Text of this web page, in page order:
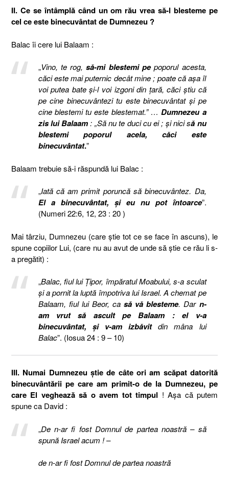
II. Ce se întâmplă când un om rău vrea să-l blesteme pe
cel ce este binecuvântat de Dumnezeu ?
Balac îi cere lui Balaam :
„Vino, te rog,să-mi blestemi pepoporul acesta,
căci este mai puternic decât mine ; poate că aşa îl
voi putea bate şi-l voi izgoni din ţară, căci ştiu că
pe cine binecuvântezi tu este binecuvântat şi pe
cine blestemi tu este blestemat.” …Dumnezeu a
zis lui Balaam : „Să nu te duci cu ei ; şi nici să nu
blestemi poporul acela, căci este
binecuvântat.”
Balaam trebuie să-i răspundă lui Balac :
„Iată că am primit poruncă să binecuvântez. Da,
El a binecuvântat, şi eu nu pot întoarce”.
(Numeri 22:6, 12, 23 : 20 )
Mai târziu, Dumnezeu (care ştie tot ce se face în ascuns), le
spune copiilor Lui, (care nu au avut de unde să ştie ce rău li s-
a pregătit) :
„Balac, fiul lui Ţipor, împăratul Moabului, s-a sculat
şi a pornit la luptă împotriva lui Israel. A chemat pe
Balaam, fiul lui Beor, casă vă blesteme. Dar n-
am vrut să ascult pe Balaam : el v-a
binecuvântat, şi v-am izbăvitdin mâna lui
Balac”. (Iosua 24 : 9 – 10)
III. Numai Dumnezeu ştie de câte ori am scăpat datorită
binecuvântării pe care am primit-o de la Dumnezeu, pe
care El veghează să o avem tot timpul ! Aşa că putem
spune ca David :
„De n-ar fi fost Domnul de partea noastră – să
spună Israel acum ! –
de n-ar fi fost Domnul de partea noastră